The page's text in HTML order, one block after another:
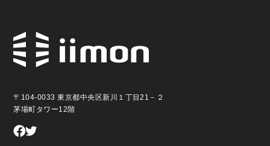
〒104-0033 東京都中央区新川１丁目21－２
茅場町タワー12階